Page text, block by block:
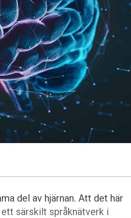
digitalt
del av hjärnan. Att det här
särskilt språknätverk i